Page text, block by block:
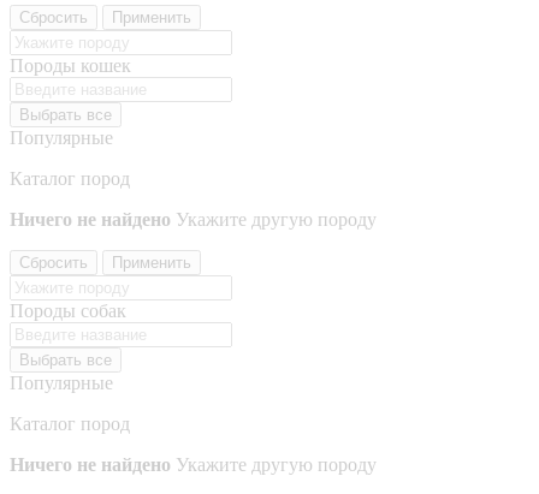
Сбросить Применить
Породы кошек
Выбрать все
Популярные
Каталог пород
Ничего не найдено Укажите другую породу
Сбросить Применить
Породы собак
Выбрать все
Популярные
Каталог пород
Ничего не найдено Укажите другую породу